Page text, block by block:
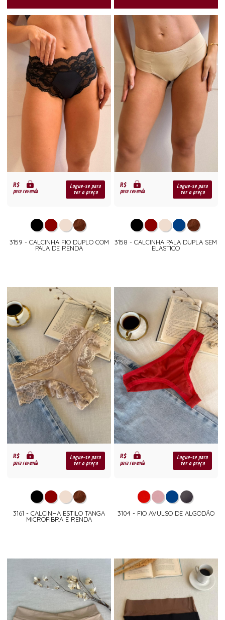
R$
para revenda
Logue-se para
ver o preço
3159 - CALCINHA FIO DUPLO COM
PALA DE RENDA
R$
para revenda
Logue-se para
ver o preço
3158 - CALCINHA PALA DUPLA SEM
ELASTICO
R$
para revenda
Logue-se para
ver o preço
3161 - CALCINHA ESTILO TANGA
MICROFIBRA E RENDA
R$
para revenda
Logue-se para
ver o preço
3104 - FIO AVULSO DE ALGODÃO